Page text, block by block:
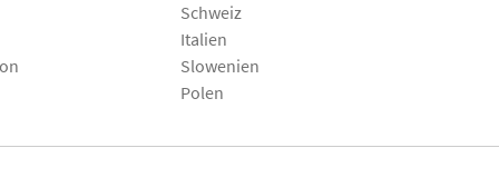
Schweiz
Italien
Slowenien
Polen